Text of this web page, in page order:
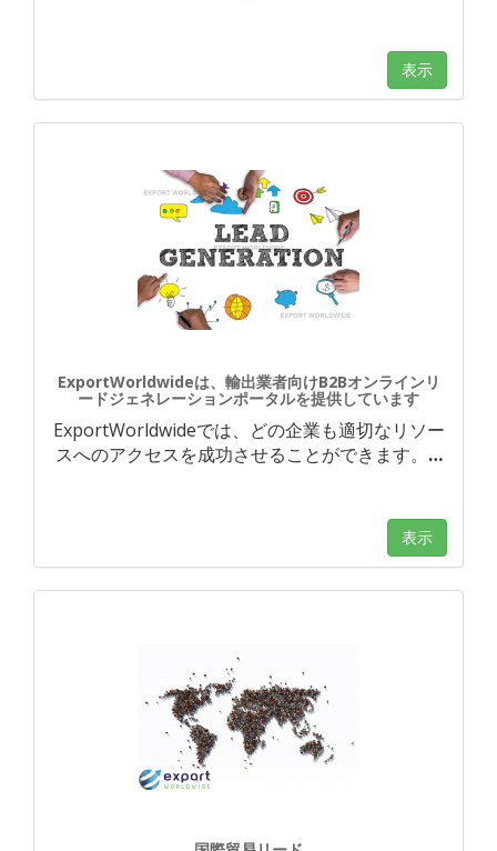
表示
ExportWorldwideは、輸出業者向けB2Bオンラインリ
ードジェネレーションポータルを提供しています
ExportWorldwideでは、どの企業も適切なリソー
スへのアクセスを成功させることができます。 …
表示